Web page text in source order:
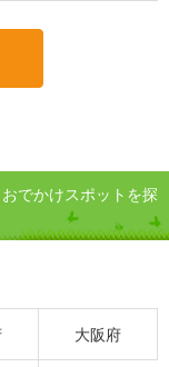
でかけスポットを探
大阪府